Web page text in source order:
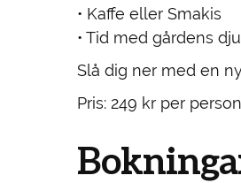
• Kaffe eller Smakis
• Tid med gårdens
Slå dig ner med en
Pris: 249 kr per person